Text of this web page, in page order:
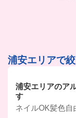
浦安エリアで
浦安エリアのア
す
ネイルOK髪色自